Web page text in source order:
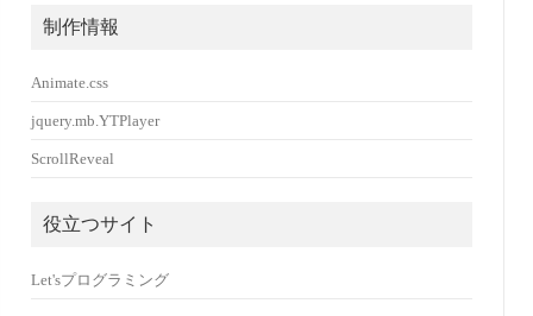
制作情報
Animate.css
jquery.mb.YTPlayer
ScrollReveal
役立つサイト
Let'sプログラミング